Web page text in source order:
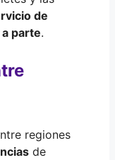
de
parte.
regiones
de